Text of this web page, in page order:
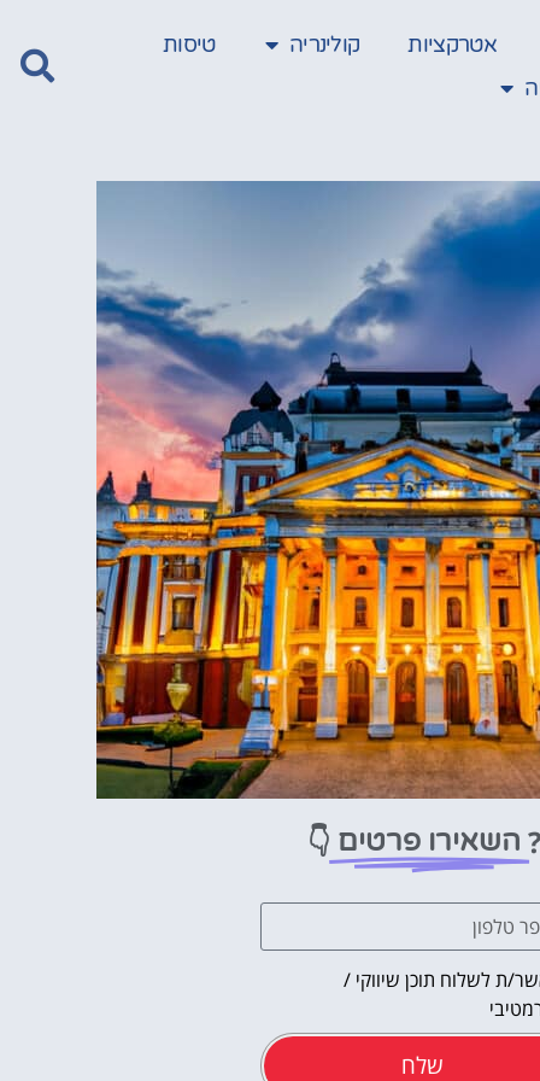
אטרקציות קולינריה
טיסות
השאירו פרטים 👇
ת לשלוח תוכן שיווקי /
שלח